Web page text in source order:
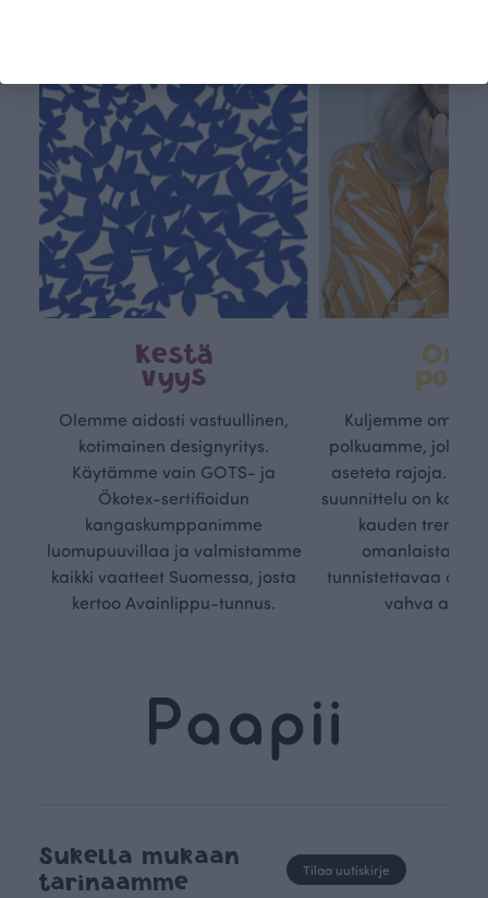
Kestä
vyys
Olemme aidosti vastuullinen,
kotimainen designyritys.
Käytämme vain GOTS- ja
Ökotex-sertifioidun
kangaskumppanimme
luomupuuvillaa ja valmistamme
kaikki vaatteet Suomessa, josta
kertoo Avainlippu-tunnus.
Oma
Kuljemme omaa,
polkuamme, jolla
aseteta rajoja.
suunnittelu on
kauden
omanlaista,
tunnistettavaa
vahva
Sukella mukaan
tarinaamme
Tilaa uutiskirje